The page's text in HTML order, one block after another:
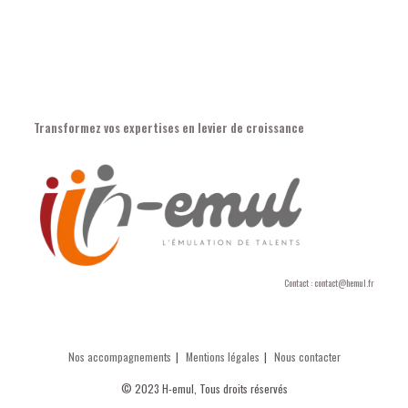
Transformez vos expertises en levier de croissance
Contact : contact@hemul.fr
Nos accompagnements Mentions légales Nous contacter
© 2023 H-emul, Tous droits réservés